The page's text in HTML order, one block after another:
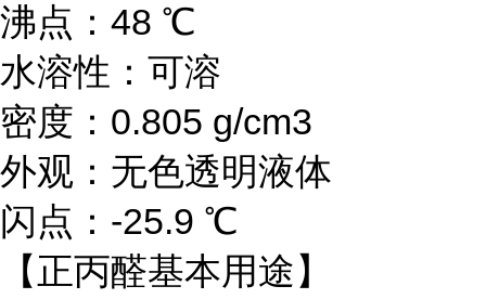
沸点：48 ℃
水溶性：可溶
密度：0.805 g/cm3
外观：无色透明液体
闪点：-25.9 ℃
【正丙醛基本用途】